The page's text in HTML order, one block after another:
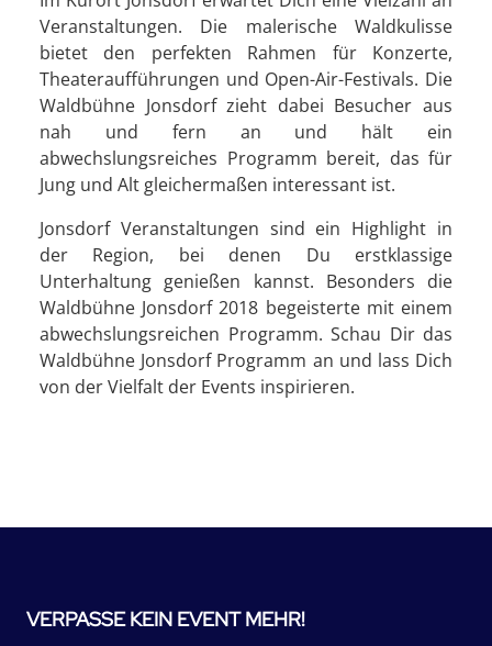
Veranstaltungen. Die malerische Waldkulisse
bietet den perfekten Rahmen für Konzerte,
Theateraufführungen und Open-Air-Festivals. Die
Waldbühne Jonsdorf zieht dabei Besucher aus
nah und fern an und hält ein
abwechslungsreiches Programm bereit, das für
Jung und Alt gleichermaßen interessant ist.
Jonsdorf Veranstaltungen sind ein Highlight in
der Region, bei denen Du erstklassige
Unterhaltung genießen kannst. Besonders die
Waldbühne Jonsdorf 2018 begeisterte mit einem
abwechslungsreichen Programm. Schau Dir das
Waldbühne Jonsdorf Programm an und lass Dich
von der Vielfalt der Events inspirieren.
VERPASSE KEIN EVENT MEHR!